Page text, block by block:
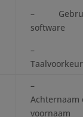
–
software
–
–
Achternaam
voornaam